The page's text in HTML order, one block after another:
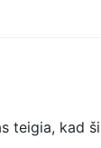
teigia, kad